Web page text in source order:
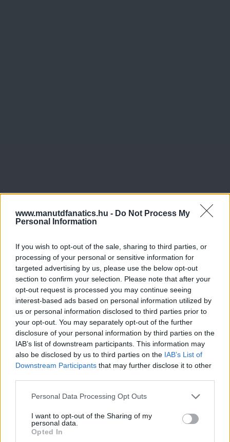
www.manutdfanatics.hu - Do Not Process My
Personal Information
If you wish to opt-out of the sale, sharing to third parties, or
processing of your personal or sensitive information for
targeted advertising by us, please use the below opt-out
section to confirm your selection. Please note that after your
opt-out request is processed you may continue seeing
interest-based ads based on personal information utilized by
us or personal information disclosed to third parties prior to
your opt-out. You may separately opt-out of the further
disclosure of your personal information by third parties on the
IAB’s list of downstream participants. This information may
also be disclosed by us to third parties on the IAB’s List of
Downstream Participants that may further disclose it to other
Please note that this website/app uses one or more Google
not limited to your visit or usage behaviour. You may click to
grant or deny consent to Google and its third-party tags to
use your data for below specified purposes in below Google
Personal Data Processing Opt Outs
I want to opt-out of the Sharing of my
personal data.
Opted In
Meccs Center
Paris Saint-Germain
Manchester United